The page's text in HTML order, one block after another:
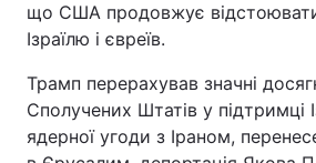
Техно і зв'язок Лайт
Зброя
Здоров'я
що США продовжує
Ізраїлю і євреїв.
Трамп перерахував значні
Сполучених Штатів у підтримці
ядерної угоди з Іраном,